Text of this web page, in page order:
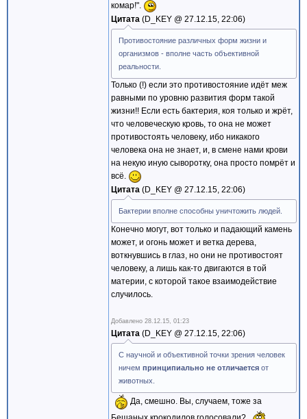
комар!".
Цитата
D_KEY @ 27.12.15, 22:06
Противостояние различных форм жизни и
организмов - вполне часть объективной
реальности.
Только (!) если это противостояние идёт меж
равными по уровню развития форм такой
жизни!! Если есть бактерия, коя только и жрёт,
что человеческую кровь, то она не может
противостоять человеку, ибо никакого
человека она не знает, и, в смене нами крови
на некую иную сыворотку, она просто помрёт и
всё.
Цитата
D_KEY @ 27.12.15, 22:06
Бактерии вполне способны уничтожить людей.
Конечно могут, вот только и падающий камень
может, и огонь может и ветка дерева,
воткнувшись в глаз, но они не противостоят
человеку, а лишь как-то двигаются в той
материи, с которой такое взаимодействие
случилось.
Добавлено 28.12.15, 01:23
Цитата D_KEY @ 27.12.15, 22:06
С научной и объективной точки зрения человек
ничем принципиально не отличается от
животных.
Да, смешно. Вы, случаем, тоже за